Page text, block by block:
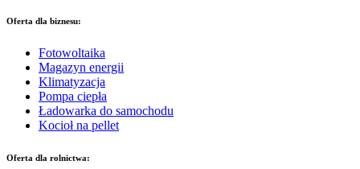
Oferta dla biznesu:
Fotowoltaika
Magazyn energii
Klimatyzacja
Pompa ciepła
Ładowarka do samochodu
Kocioł na pellet
Oferta dla rolnictwa: